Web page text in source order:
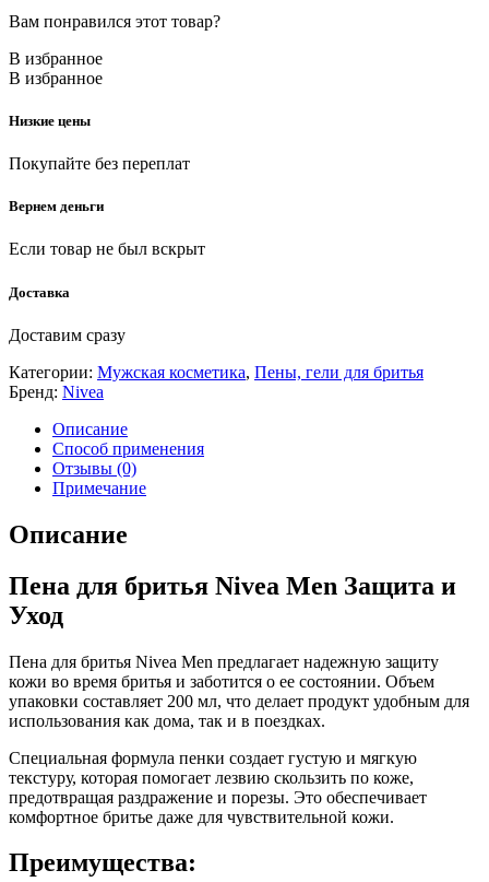
Вам понравился этот товар?
В избранное
В избранное
Низкие цены
Покупайте без переплат
Вернем деньги
Если товар не был вскрыт
Доставка
Доставим сразу
Категории: Мужская косметика, Пены, гели для бритья
Бренд: Nivea
Описание
Способ применения
Отзывы (0)
Примечание
Описание
Пена для бритья Nivea Men Защита и
Уход
Пена для бритья Nivea Men предлагает надежную защиту
кожи во время бритья и заботится о ее состоянии. Объем
упаковки составляет 200 мл, что делает продукт удобным для
использования как дома, так и в поездках.
Специальная формула пенки создает густую и мягкую
текстуру, которая помогает лезвию скользить по коже,
предотвращая раздражение и порезы. Это обеспечивает
комфортное бритье даже для чувствительной кожи.
Преимущества: